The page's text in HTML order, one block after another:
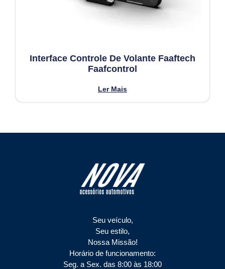
Interface Controle De Volante Faaftech
Faafcontrol
Ler Mais
Seu veículo,
Seu estilo,
Nossa Missão!
Horário de funcionamento:
Seg. a Sex. das 8:00 às 18:00